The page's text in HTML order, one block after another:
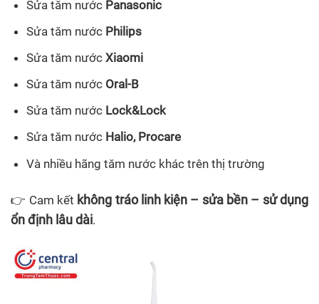
Sửa tăm nước Panasonic
Sửa tăm nước Philips
Sửa tăm nướcXiaomi
Sửa tăm nước Oral-B
Sửa tăm nước Lock&Lock
Sửa tăm nước Halio, Procare
Và nhiều hãng tăm nước khác trên thị trường
👉 Cam kết không tráo linh kiện – sửa bền – sử dụng
ổn định lâu dài.